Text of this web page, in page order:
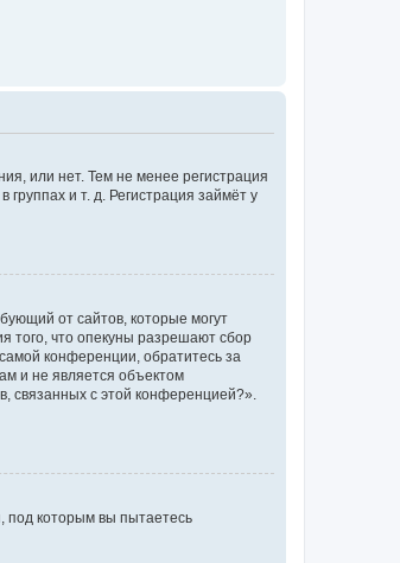
или нет. Тем не менее регистрация
и т. д. Регистрация займёт у
от сайтов, которые могут
того, что опекуны разрешают сбор
конференции, обратитесь за
и не является объектом
связанных с этой конференцией?».
под которым вы пытаетесь